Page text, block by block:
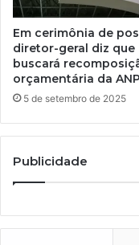
Em cerimônia de
diretor-geral diz que
buscará
orçamentária da ANP
5 de setembro de 2025
Publicidade